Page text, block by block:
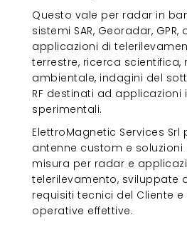
Questo vale per radar in
sistemi SAR, Georadar,
applicazioni di
terrestre, ricerca
ambientale, indagini del
RF destinati ad applicazioni
sperimentali.
ElettroMagnetic Services
antenne custom e soluzioni
misura per radar e
telerilevamento, sviluppate
requisiti tecnici del Cliente
operative effettive.